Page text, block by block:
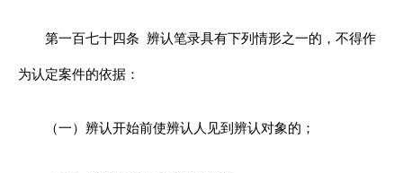
第一百七十四条 辨认笔录具有下列情形之一的，不得作
为认定案件的依据：
（一）辨认开始前使辨认人见到辨认对象的；